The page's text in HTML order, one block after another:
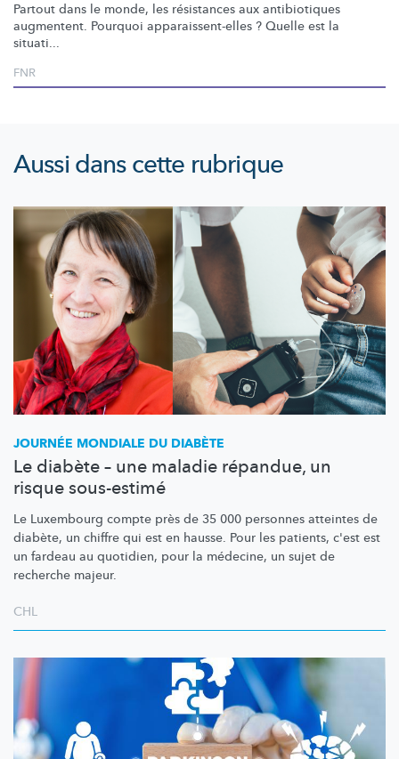
Partout dans le monde, les résistances aux antibiotiques
augmentent. Pourquoi apparaissent-elles ? Quelle est la
situati...
FNR
Aussi dans cette rubrique
JOURNÉE MONDIALE DU DIABÈTE
Le diabète – une maladie répandue, un
risque sous-estimé
Le Luxembourg compte près de 35 000 personnes atteintes de
diabète, un chiffre qui est en hausse. Pour les patients, c'est est
un fardeau au quotidien, pour la médecine, un sujet de
recherche majeur.
CHL